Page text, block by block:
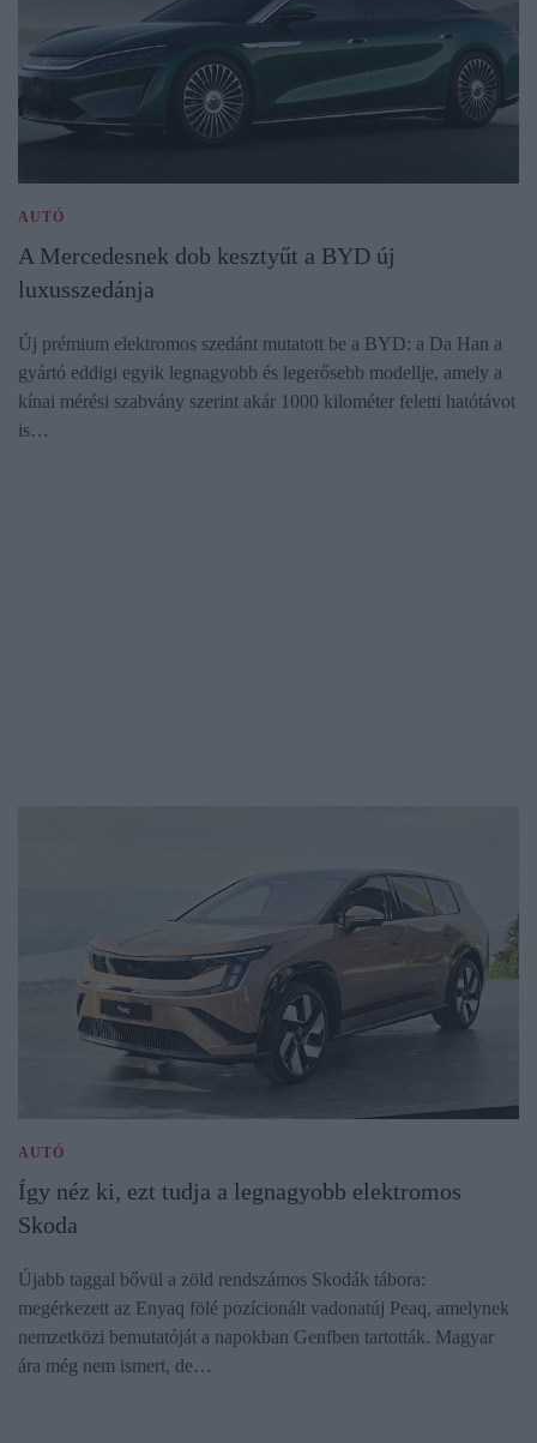
AUTÓ
A Mercedesnek dob kesztyűt a BYD új
luxusszedánja
Új prémium elektromos szedánt mutatott be a BYD: a Da Han a
gyártó eddigi egyik legnagyobb és legerősebb modellje, amely a
kínai mérési szabvány szerint akár 1000 kilométer feletti hatótávot
is…
AUTÓ
Így néz ki, ezt tudja a legnagyobb elektromos
Skoda
Újabb taggal bővül a zöld rendszámos Skodák tábora:
megérkezett az Enyaq fölé pozícionált vadonatúj Peaq, amelynek
nemzetközi bemutatóját a napokban Genfben tartották. Magyar
ára még nem ismert, de…